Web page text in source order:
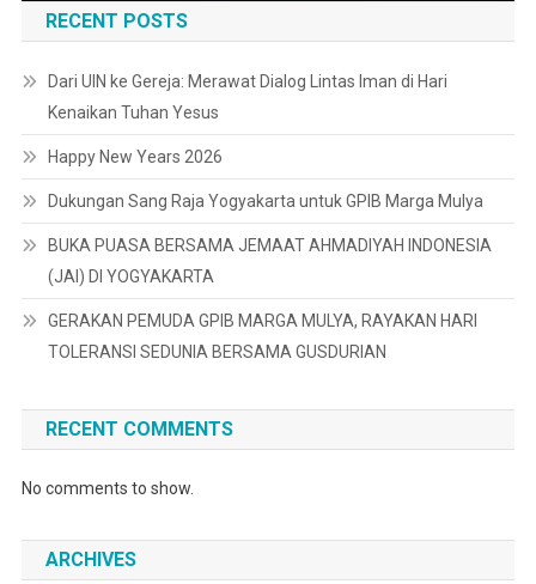
RECENT POSTS
Dari UIN ke Gereja: Merawat Dialog Lintas Iman di Hari
Kenaikan Tuhan Yesus
Happy New Years 2026
Dukungan Sang Raja Yogyakarta untuk GPIB Marga Mulya
BUKA PUASA BERSAMA JEMAAT AHMADIYAH INDONESIA
(JAI) DI YOGYAKARTA
GERAKAN PEMUDA GPIB MARGA MULYA, RAYAKAN HARI
TOLERANSI SEDUNIA BERSAMA GUSDURIAN
RECENT COMMENTS
No comments to show.
ARCHIVES